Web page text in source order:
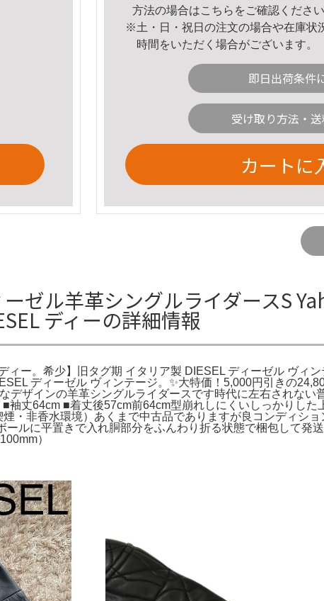
方法の場合はこちら をご確認ください
※土・日・祝日の注文の場合や在庫状
時間をいただく場合がございます。
即日出荷条件
受け取り方法・
カートに
ゼル羊革シングルライダースS
ディーの詳細情報
ー。希少】旧タグ期 イタリア製 DIESEL ディーゼル ヴィ
ディーゼル ヴィンテージ。✨大特価！5,000円引きの
ザインの羊革シングルライダースです時代に左右されない
丈64cm ■着丈後57cm前64cm型崩れしにくいしっかりした
・非香水環境）あくまで中古品でありますが良コンディシ
ルに平置きで入れ胴部分をふんわり折る状態で梱包して発
）